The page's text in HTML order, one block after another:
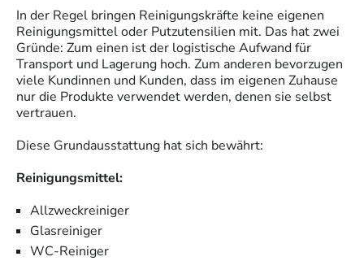
In der Regel bringen Reinigungskräfte keine eigenen
Reinigungsmittel oder Putzutensilien mit. Das hat zwei
Gründe: Zum einen ist der logistische Aufwand für
Transport und Lagerung hoch. Zum anderen bevorzugen
viele Kundinnen und Kunden, dass im eigenen Zuhause
nur die Produkte verwendet werden, denen sie selbst
vertrauen.
Diese Grundausstattung hat sich bewährt:
Reinigungsmittel:
Allzweckreiniger
Glasreiniger
WC-Reiniger